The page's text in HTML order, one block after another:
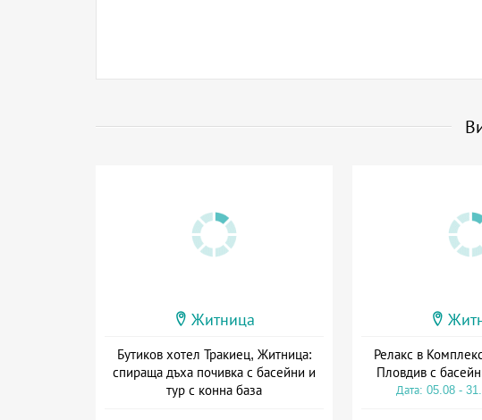
Житница
Бутиков хотел Тракиец, Житница:
спираща дъха почивка с басейни и
тур с конна база
Релакс в
Пловдив с
Дата: 05.08 -